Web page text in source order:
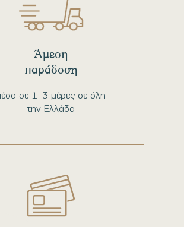
σε 1-3 μέρες σε όλη
την Ελλάδα
Άμεση
παράδοση